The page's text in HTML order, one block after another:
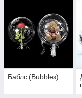
Баблс (Bubbles)